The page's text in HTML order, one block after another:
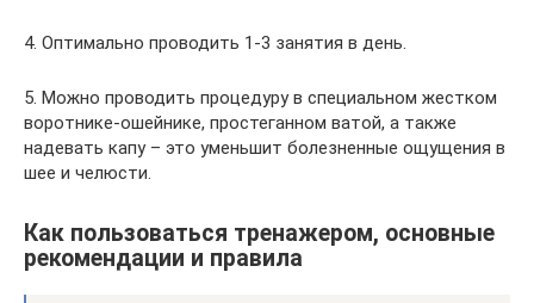
4. Оптимально проводить 1-3 занятия в день.
5. Можно проводить процедуру в специальном жестком
воротнике-ошейнике, простеганном ватой, а также
надевать капу – это уменьшит болезненные ощущения в
шее и челюсти.
Как пользоваться тренажером, основные
рекомендации и правила